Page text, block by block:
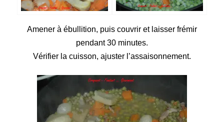
Amener à ébullition, puis couvrir et laisser frémir
pendant 30 minutes.
Vérifier la cuisson, ajuster l’assaisonnement.